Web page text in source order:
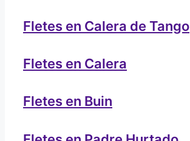
Fletes en Calera de Tango
Fletes en Calera
Fletes en Buin